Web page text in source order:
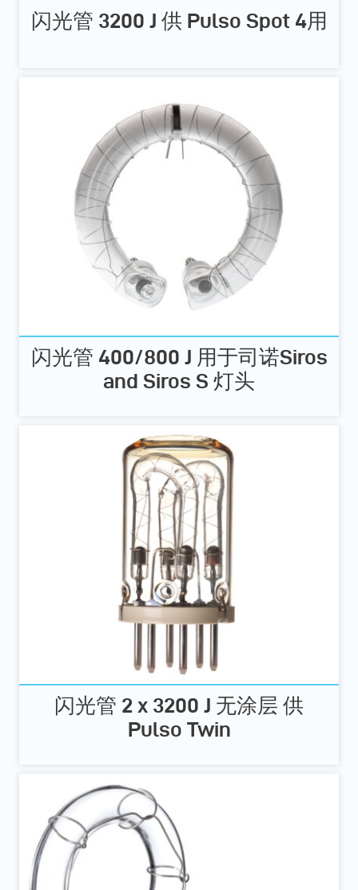
闪光管 3200 J 供 Pulso Spot 4用
闪光管 400/800 J 用于司诺Siros
and Siros S 灯头
闪光管 2 x 3200 J 无涂层 供
Pulso Twin